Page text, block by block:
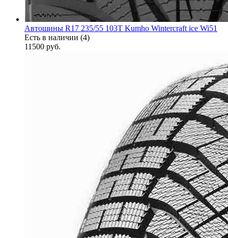
Автошины R17 235/55 103T Kumho Wintercraft ice Wi51
Есть в наличии (4)
11500 руб.